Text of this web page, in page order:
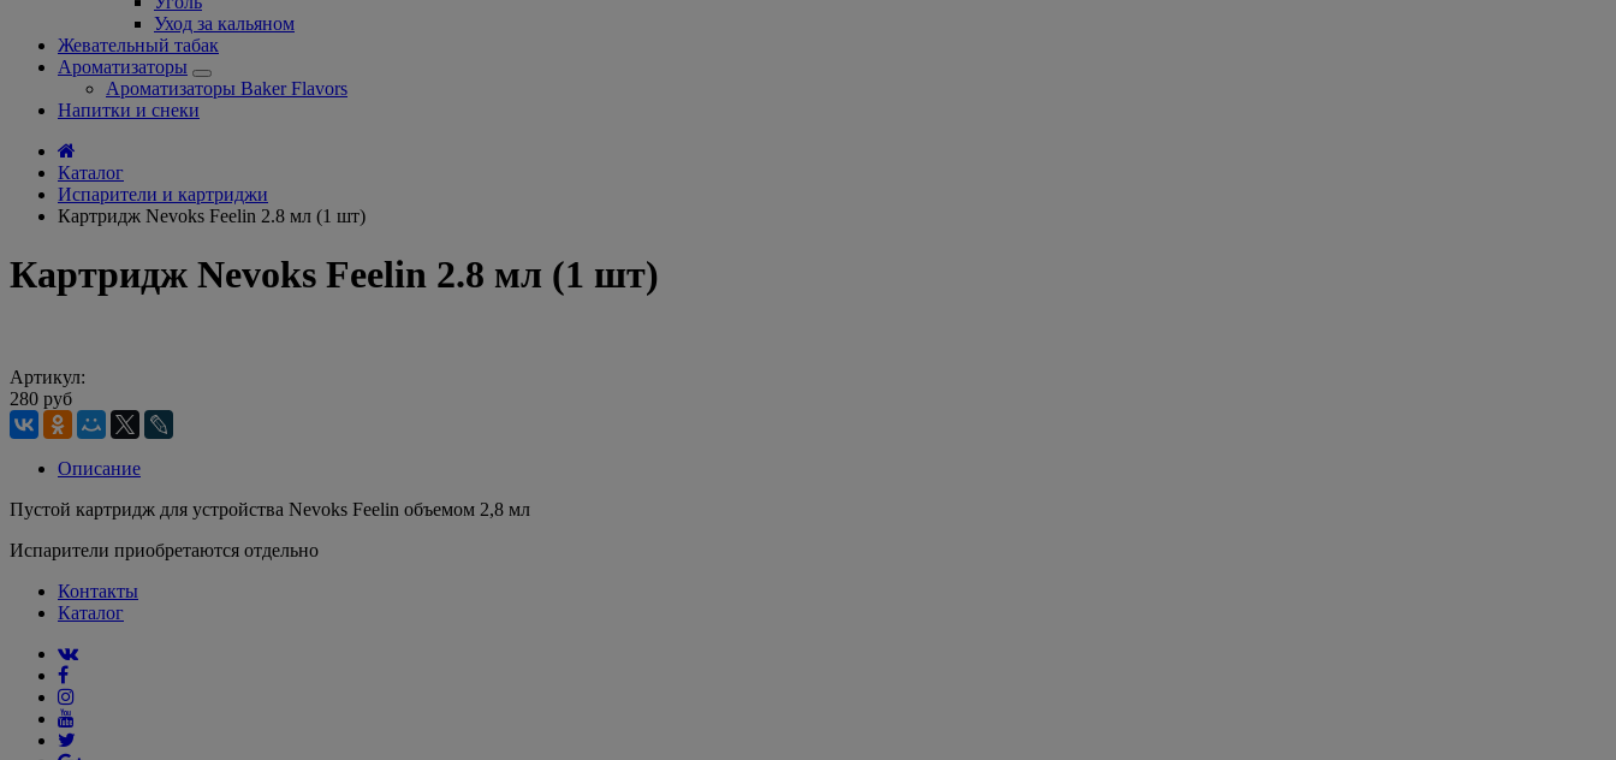
Уход за кальяном
Жевательный табак
Ароматизаторы
Ароматизаторы Baker Flavors
Напитки и снеки
Каталог
Испарители и картриджи
Картридж Nevoks Feelin 2.8 мл (1 шт)
Картридж Nevoks Feelin 2.8 мл (1 шт)
Артикул:
280 руб
Описание
Пустой картридж для устройства Nevoks Feelin объемом 2,8 мл
Испарители приобретаются отдельно
Контакты
Каталог